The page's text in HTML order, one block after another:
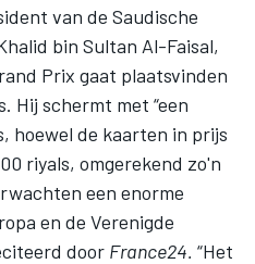
van de Saudische
bin Sultan Al-Faisal,
Prix gaat plaatsvinden
Hij schermt met “een
hoewel de kaarten in prijs
riyals, omgerekend zo'n
een enorme
en de Verenigde
door France24. “Het